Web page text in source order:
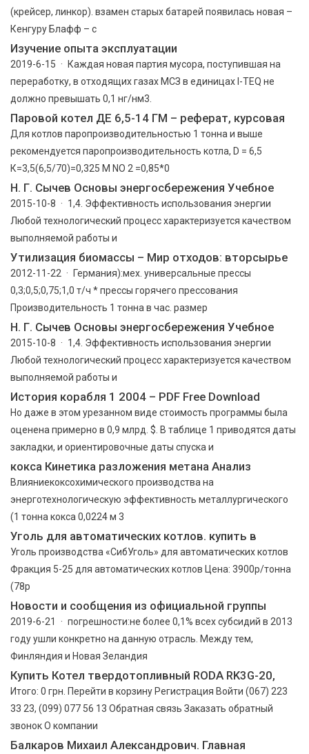
(крейсер, линкор). взамен старых батарей появилась новая –
Кенгуру Блафф – с
Изучение опыта эксплуатации
2019-6-15 · Каждая новая партия мусора, поступившая на
переработку, в отходящих газах МСЗ в единицах I-TEQ не
должно превышать 0,1 нг/нм3.
Паровой котел ДЕ 6,5-14 ГМ – реферат, курсовая
Для котлов паропроизводительностью 1 тонна и выше
рекомендуется паропроизводительность котла, D = 6,5
К=3,5(6,5/70)=0,325 М NO 2 =0,85*0
Н. Г. Сычев Основы энергосбережения Учебное
2015-10-8 · 1,4. Эффективность использования энергии
Любой технологический процесс характеризуется качеством
выполняемой работы и
Утилизация биомассы – Мир отходов: вторсырье
2012-11-22 · Германия):мех. универсальные прессы
0,3;0,5;0,75;1,0 т/ч * прессы горячего прессования
Производительность 1 тонна в час. размер
Н. Г. Сычев Основы энергосбережения Учебное
2015-10-8 · 1,4. Эффективность использования энергии
Любой технологический процесс характеризуется качеством
выполняемой работы и
История корабля 1 2004 – PDF Free Download
Но даже в этом урезанном виде стоимость программы была
оценена примерно в 0,9 млрд. $. В таблице 1 приводятся даты
закладки, и ориентировочные даты спуска и
кокса Кинетика разложения метана Анализ
Влияниекоксохимического производства на
энерготехнологическую эффективность металлургического
(1 тонна кокса 0,0224 м 3
Уголь для автоматических котлов. купить в
Уголь производства «СибУголь» для автоматических котлов
Фракция 5-25 для автоматических котлов Цена: 3900р/тонна
(78р
Новости и сообщения из официальной группы
2019-6-21 · погрешности:не более 0,1% всех субсидий в 2013
году ушли конкретно на данную отрасль. Между тем,
Финляндия и Новая Зеландия
Купить Котел твердотопливный RODA RK3G-20,
Итого: 0 грн. Перейти в корзину Регистрация Войти (067) 223
33 23, (099) 077 56 13 Обратная связь Заказать обратный
звонок О компании
Балкаров Михаил Александрович. Главная